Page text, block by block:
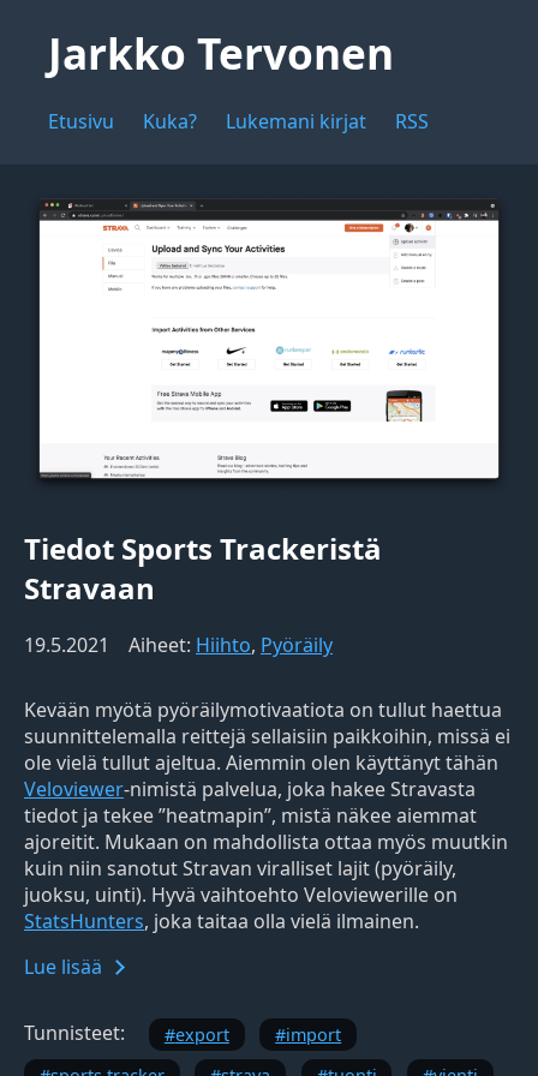
Jarkko Tervonen
Etusivu Kuka? Lukemani kirjat RSS
Tiedot Sports Trackeristä
Stravaan
19.5.2021 Aiheet: Hiihto, Pyöräily
Kevään myötä pyöräilymotivaatiota on tullut haettua
suunnittelemalla reittejä sellaisiin paikkoihin, missä ei
ole vielä tullut ajeltua. Aiemmin olen käyttänyt tähän
Veloviewer-nimistä palvelua, joka hakee Stravasta
tiedot ja tekee ”heatmapin”, mistä näkee aiemmat
ajoreitit. Mukaan on mahdollista ottaa myös muutkin
kuin niin sanotut Stravan viralliset lajit (pyöräily,
juoksu, uinti). Hyvä vaihtoehto Veloviewerille on
StatsHunters, joka taitaa olla vielä ilmainen.
Lue lisää
Tunnisteet: export
import